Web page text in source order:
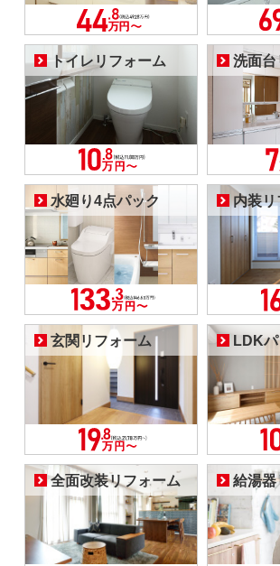
トイレリフォーム 洗面台
水廻り4点パック 内装リ
玄関リフォーム LDK
全面改装リフォーム 給湯器